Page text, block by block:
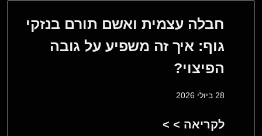
חבלה עצמית ואשם תורם בנזקי
גוף: איך זה משפיע על גובה
הפיצוי?
28 ביולי 2026
לקריאה > >